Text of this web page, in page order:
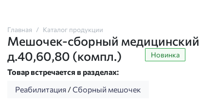
Главная Каталог продукции
Мешочек-сборный медицинский
д.40,60,80 (компл.)
Новинка
Товар встречается в разделах:
Реабилитация /Сборный мешочек